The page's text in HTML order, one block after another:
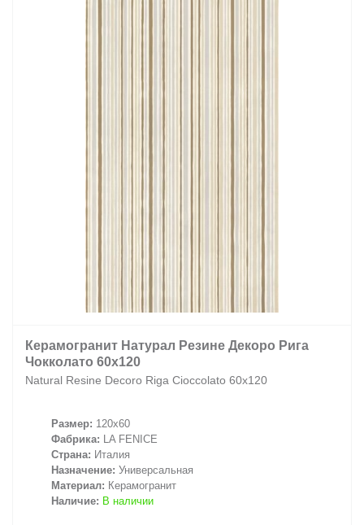
Керамогранит Натурал Резине Декоро Рига
Чокколато 60х120
Natural Resine Decoro Riga Cioccolato 60х120
Размер: 120x60
Фабрика: LA FENICE
Страна: Италия
Назначение: Универсальная
Материал: Керамогранит
Наличие: В наличии